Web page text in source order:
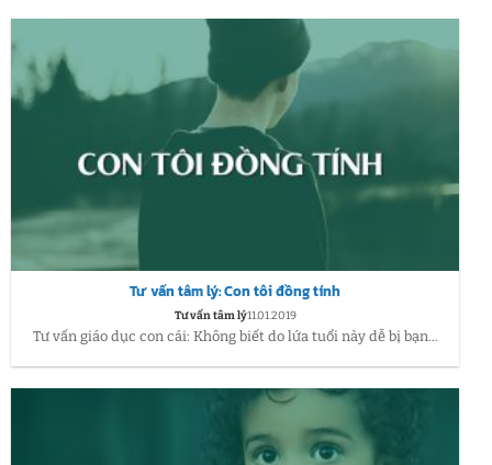
Tư vấn tâm lý: Con tôi đồng tính
Tư vấn tâm lý11.01.2019
Tư vấn giáo dục con cái: Không biết do lứa tuổi này dễ bị bạn...